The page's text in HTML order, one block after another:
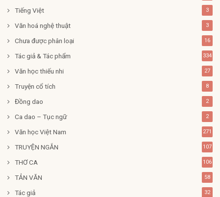
Tiếng Việt 3
Văn hoá nghệ thuật 3
Chưa được phân loại 16
Tác giả & Tác phẩm 334
Văn học thiếu nhi 27
Truyện cổ tích 8
Đồng dao 2
Ca dao – Tục ngữ 2
Văn học Việt Nam 271
TRUYỆN NGẮN 107
THƠ CA 106
TẢN VĂN 58
Tác giả 32